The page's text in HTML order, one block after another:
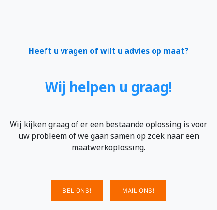
Heeft u vragen of wilt u advies op maat?
Wij helpen u graag!
Wij kijken graag of er een bestaande oplossing is voor
uw probleem of we gaan samen op zoek naar een
maatwerkoplossing.
BEL ONS! MAIL ONS!